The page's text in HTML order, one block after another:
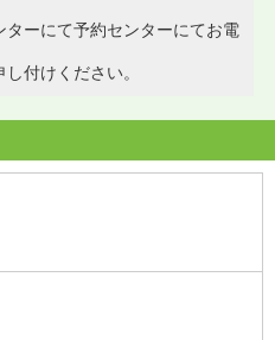
ーにて予約センターにてお電
付けください。